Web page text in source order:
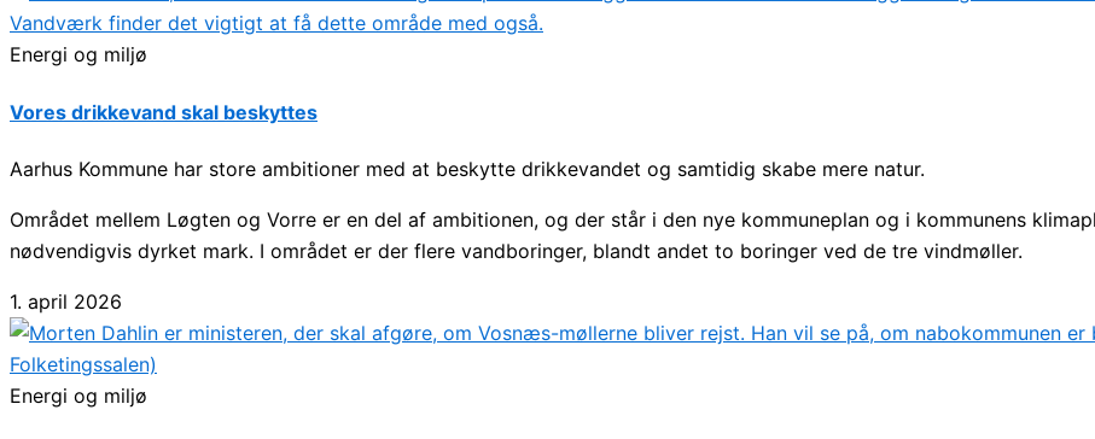
Energi og miljø
Vores drikkevand skal beskyttes
Aarhus Kommune har store ambitioner med at beskytte drikkevandet og samtidig skabe mere natur.
Området mellem Løgten og Vorre er en del af ambitionen, og der står i den nye kommuneplan og i kommunens
nødvendigvis dyrket mark. I området er der flere vandboringer, blandt andet to boringer ved de tre vindmøller.
1. april 2026
Energi og miljø